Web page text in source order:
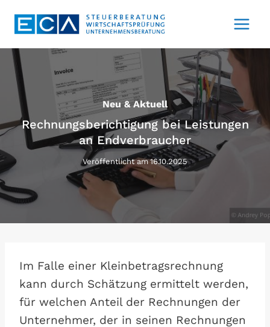
Inhalt
Neu & Aktuell
Rechnungsberichtigung bei Leistungen
an Endverbraucher
Veröffentlicht am 16.10.2025
Im Falle einer Kleinbetragsrechnung
kann durch Schätzung ermittelt werden,
für welchen Anteil der Rechnungen der
Unternehmer, der in seinen Rechnungen